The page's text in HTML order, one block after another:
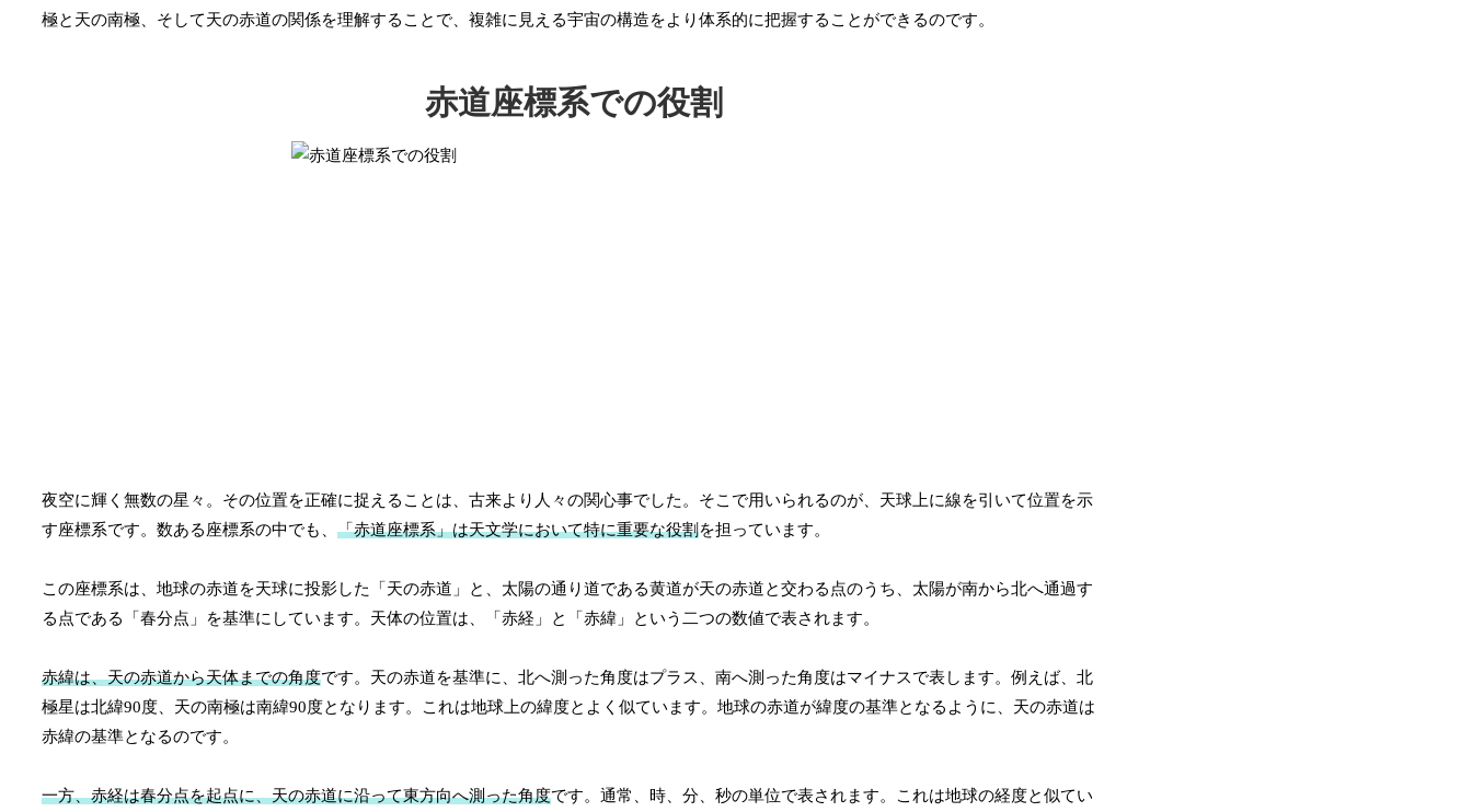
極と天の南極、そして天の赤道の関係を理解することで、複雑に見える宇宙の構造をより体系的に把握することができるのです。
赤道座標系での役割
夜空に輝く無数の星々。その位置を正確に捉えることは、古来より人々の関心事でした。そこで用いられるのが、天球上に線を引いて位置を示
す座標系です。数ある座標系の中でも、 「赤道座標系」は天文学において特に重要な役割を担っています。
この座標系は、地球の赤道を天球に投影した「天の赤道」と、太陽の通り道である黄道が天の赤道と交わる点のうち、太陽が南から北へ通過す
る点である「春分点」を基準にしています。天体の位置は、「赤経」と「赤緯」という二つの数値で表されます。
赤緯は、天の赤道から天体までの角度です。天の赤道を基準に、北へ測った角度はプラス、南へ測った角度はマイナスで表します。例えば、北
極星は北緯90度、天の南極は南緯90度となります。これは地球上の緯度とよく似ています。地球の赤道が緯度の基準となるように、天の赤道は
赤緯の基準となるのです。
一方、赤経は春分点を起点に、天の赤道に沿って東方向へ測った角度です。通常、時、分、秒の単位で表されます。これは地球の経度と似てい